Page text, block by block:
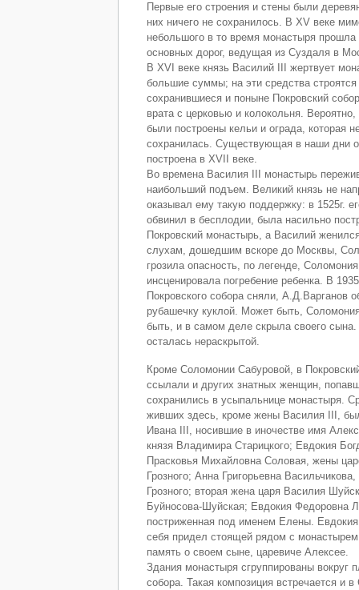
Первые его строения и стены были
них ничего не сохранилось. В XV веке
небольшого в то время монастыря прошла
основных дорог, ведущая из Суздаля в
В XVI веке князь Василий III жертвует
большие суммы; на эти средства строятся
сохранившиеся и поныне Покровский
врата с церковью и колокольня. Вероятно,
были построены кельи и ограда, которая
сохранилась. Существующая в наши дни
построена в XVII веке.
Во времена Василия III монастырь
наибольший подъем. Великий князь не
оказывал ему такую поддержку: в 1525г.
обвинил в бесплодии, была насильно
Покровский монастырь, а Василий
слухам, дошедшим вскоре до Москвы,
грозила опасность, по легенде,
инсценировала погребение ребенка. В
Покровского собора сняли, А.Д.Варганов
рубашечку куклой. Может быть,
быть, и в самом деле скрыла своего
осталась нераскрытой.
Кроме Соломонии Сабуровой, в
ссылали и других знатных женщин,
сохранились в усыпальнице монастыря.
живших здесь, кроме жены Василия III,
Ивана III, носившие в иночестве имя
князя Владимира Старицкого; Евдокия
Прасковья Михайловна Соловая, жены
Грозного; Анна Григорьевна
Грозного; вторая жена царя Василия
Буйносова-Шуйская; Евдокия Федоровна
постриженная под именем Елены.
себя придел стоящей рядом с
память о своем сыне, царевиче Алексее.
Здания монастыря сгруппированы
собора. Такая композиция встречается и